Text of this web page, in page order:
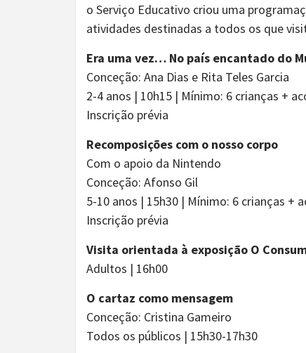
o Serviço Educativo criou uma
atividades destinadas a todos os que
Era uma vez… No país encantado do
Conceção: Ana Dias e Rita Teles Garcia
2-4 anos | 10h15 | Mínimo: 6 crianças +
Inscrição prévia
Recomposições com o nosso corpo
Com o apoio da Nintendo
Conceção: Afonso Gil
5-10 anos | 15h30 | Mínimo: 6 crianças +
Inscrição prévia
Visita orientada à exposição O
Adultos | 16h00
O cartaz como mensagem
Conceção: Cristina Gameiro
Todos os públicos | 15h30-17h30